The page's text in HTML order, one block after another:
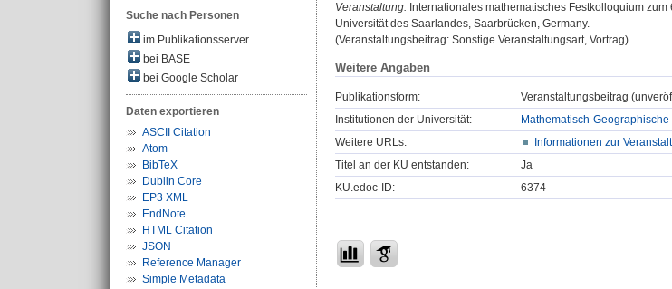
Suche nach Personen
im Publikationsserver
bei BASE
bei Google Scholar
Daten exportieren
ASCII Citation
Atom
BibTeX
Dublin Core
EP3 XML
EndNote
HTML Citation
JSON
Reference Manager
Simple Metadata
Veranstaltung: Internationales mathematisches Festkolloquium
Universität des Saarlandes, Saarbrücken, Germany.
(Veranstaltungsbeitrag: Sonstige Veranstaltungsart, Vortrag)
Weitere Angaben
Publikationsform:
Veranstaltungsbeitrag
Institutionen der Universität:
Mathematisch-
Weitere URLs:
Informationen zur
Titel an der KU entstanden:
Ja
KU.edoc-ID:
6374